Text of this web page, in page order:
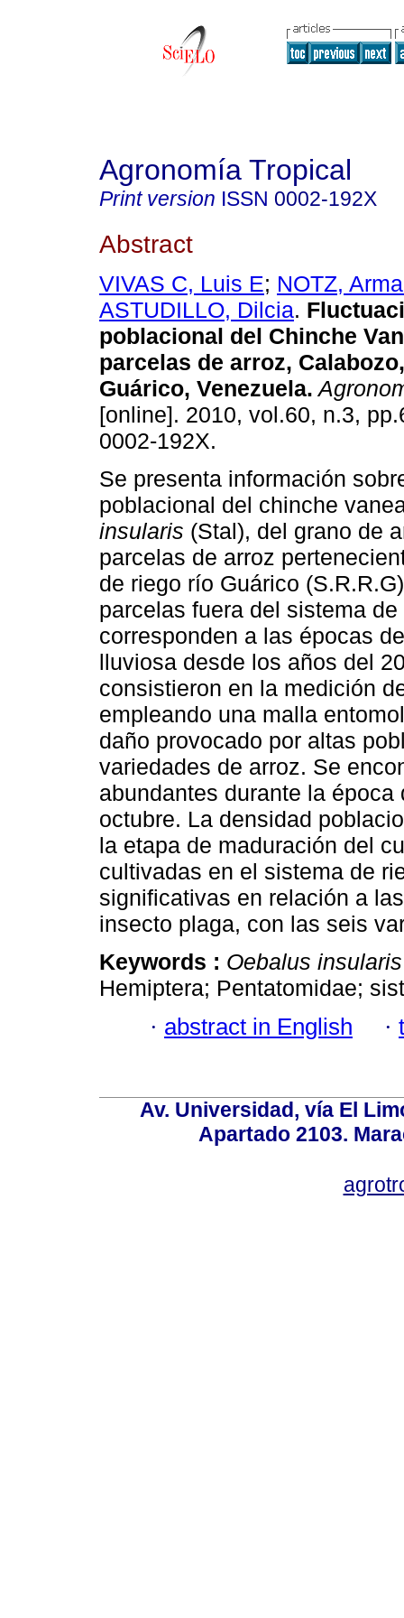
Agronomía Tropical
Print version ISSN 0002-192X
Abstract
VIVAS C, Luis E; NOTZ,
ASTUDILLO, Dilcia.
poblacional del Chinche
parcelas de arroz,
Guárico, Venezuela.
[online]. 2010, vol.60, n.3,
0002-192X.
Se presenta información
poblacional del chinche
insularis (Stal), del grano de
parcelas de arroz
de riego río Guárico
parcelas fuera del sistema
corresponden a las épocas
lluviosa desde los años del
consistieron en la medición
empleando una malla
daño provocado por altas
variedades de arroz. Se
abundantes durante la
octubre. La densidad
la etapa de maduración del
cultivadas en el sistema de
significativas en relación a
insecto plaga, con las seis
Keywords : Oebalus
Hemiptera; Pentatomidae;
· abstract in English ·
Av. Universidad, vía El
Apartado 2103.